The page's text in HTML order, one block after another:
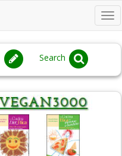
Search